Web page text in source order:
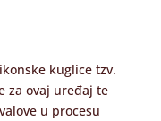
kuglice tzv.
za ovaj uređaj te
u procesu